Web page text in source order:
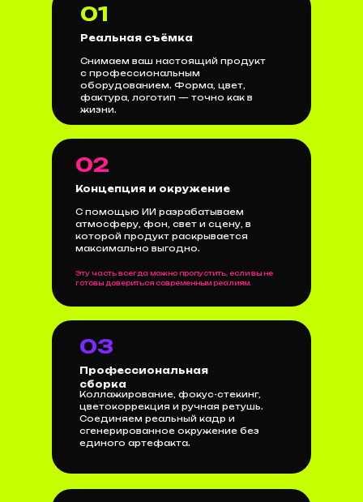
01
02
03
Реальная съёмка
Снимаем ваш настоящий продукт
с профессиональным
оборудованием. Форма, цвет,
фактура, логотип — точно как в
жизни.
С помощью ИИ разрабатываем
атмосферу, фон, свет и сцену, в
которой продукт раскрывается
максимально выгодно.
Эту часть всегда можно пропустить, если вы не
готовы довериться современным реалиям.
Коллажирование, фокус-стекинг,
цветокоррекция и ручная ретушь.
Соединяем реальный кадр и
сгенерированное окружение без
единого артефакта.
Концепция и окружение
Профессиональная
сборка